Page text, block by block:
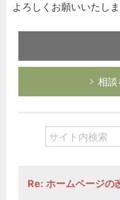
よろしくお願いいたしま
相談
Re: ホームページの